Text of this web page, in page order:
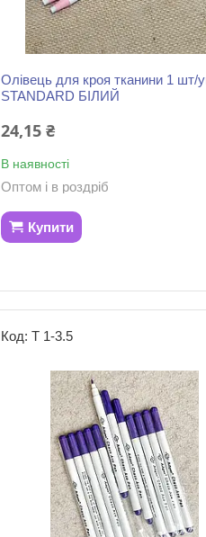
Олівець для кроя тканини 1 шт/
STANDARD БІЛИЙ
24,15 ₴
В наявності
Оптом і в роздріб
Купити
Т 1-3.5